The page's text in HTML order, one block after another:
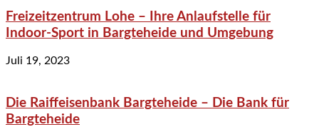
Freizeitzentrum Lohe – Ihre Anlaufstelle für
Indoor-Sport in Bargteheide und Umgebung
Juli 19, 2023
Die Raiffeisenbank Bargteheide – Die Bank für
Bargteheide